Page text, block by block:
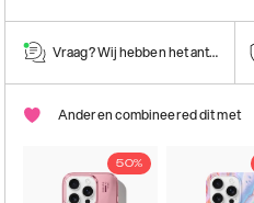
Vraag? Wij hebben het antwoord!
Anderen combineered dit met
50%